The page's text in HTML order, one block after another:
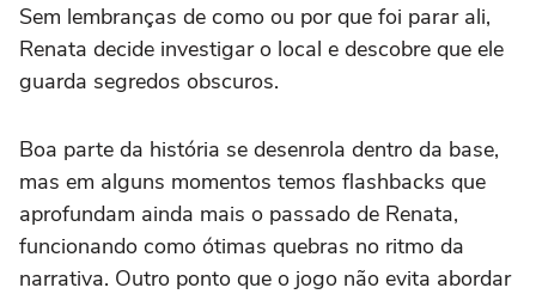
Sem lembranças de como ou por que foi parar ali,
Renata decide investigar o local e descobre que ele
guarda segredos obscuros.
Boa parte da história se desenrola dentro da base,
mas em alguns momentos temos flashbacks que
aprofundam ainda mais o passado de Renata,
funcionando como ótimas quebras no ritmo da
narrativa. Outro ponto que o jogo não evita abordar